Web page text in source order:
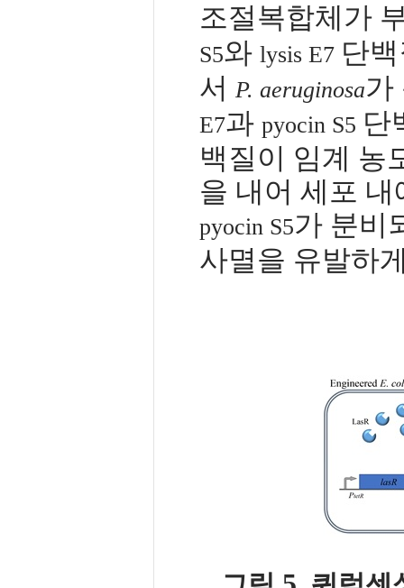
조절복합체가
S5와 lysis E7 단
서 P. aeruginosa가
E7과 pyocin S5 단
백질이 임계 농
을 내어 세포
pyocin S5가 분비
사멸을 유발하